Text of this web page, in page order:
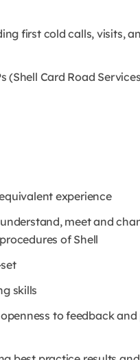
first cold calls, visits,
(Shell Card Road
experience
meet and
of Shell
skills
to feedback